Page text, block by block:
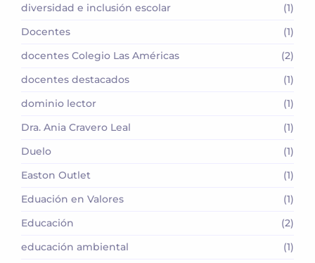
diversidad e inclusión escolar
(1)
Docentes
(1)
docentes Colegio Las Américas
(2)
docentes destacados
(1)
dominio lector
(1)
Dra. Ania Cravero Leal
(1)
Duelo
(1)
Easton Outlet
(1)
Eduación en Valores
(1)
Educación
(2)
educación ambiental
(1)